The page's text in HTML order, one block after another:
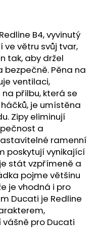
B4, vyvinutý
ve větru svůj tvar,
tak, aby držel
Pěna na
ventilaci,
přilbu, která se
je umístěna
Zipy eliminují
a
ramenní
poskytují vynikající
stát vzpřímeně a
pojme většinu
je vhodná i pro
Ducati je Redline
pro Ducati